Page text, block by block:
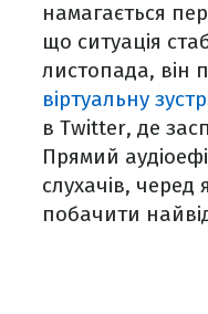
намагається
що ситуація
листопада, він
віртуальну
в Twitter, де
Прямий
слухачів,
побачити